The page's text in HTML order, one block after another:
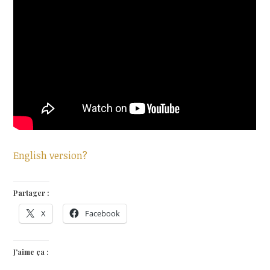
English version?
Partager :
X Facebook
J’aime ça :